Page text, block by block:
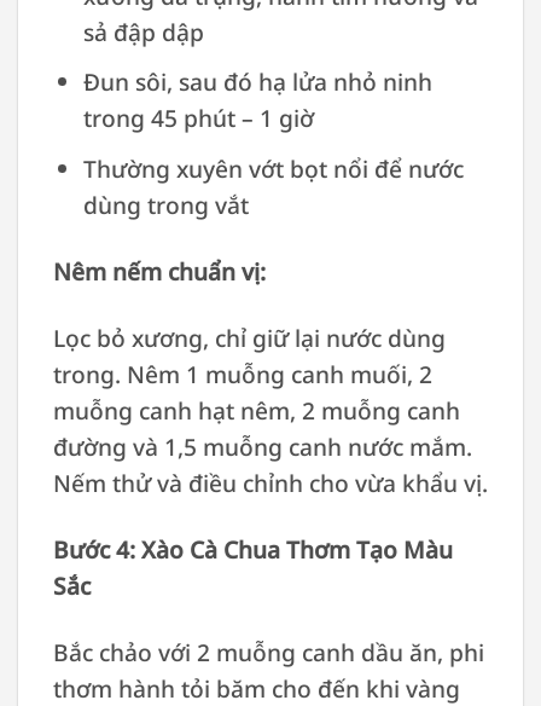
sả đập dập
Đun sôi, sau đó hạ lửa nhỏ ninh
trong 45 phút – 1 giờ
Thường xuyên vớt bọt nổi để nước
dùng trong vắt
Nêm nếm chuẩn vị:
Lọc bỏ xương, chỉ giữ lại nước dùng
trong. Nêm 1 muỗng canh muối, 2
muỗng canh hạt nêm, 2 muỗng canh
đường và 1,5 muỗng canh nước mắm.
Nếm thử và điều chỉnh cho vừa khẩu vị.
Bước 4: Xào Cà Chua Thơm Tạo Màu
Sắc
Bắc chảo với 2 muỗng canh dầu ăn, phi
thơm hành tỏi băm cho đến khi vàng